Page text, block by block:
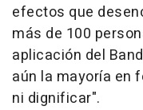
efectos que
más de 100
aplicación del
aún la mayoría en
ni dignificar".